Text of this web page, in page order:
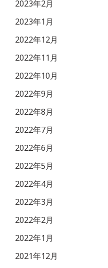
2023年2月
2023年1月
2022年12月
2022年11月
2022年10月
2022年9月
2022年8月
2022年7月
2022年6月
2022年5月
2022年4月
2022年3月
2022年2月
2022年1月
2021年12月